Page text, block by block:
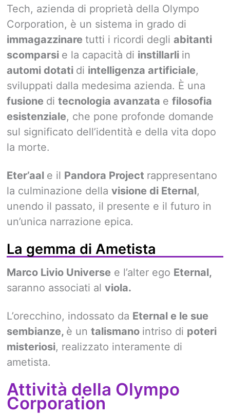
Tech, azienda di proprietà della Olympo
Corporation, è un sistema in grado di
immagazzinare tutti i ricordi degli abitanti
scomparsi e la capacità di instillarli in
automi dotati di intelligenza artificiale,
sviluppati dalla medesima azienda. È una
fusione di tecnologia avanzata e filosofia
esistenziale, che pone profonde domande
sul significato dell’identità e della vita dopo
la morte.
Eter’aal e il Pandora Project rappresentano
la culminazione della visione di Eternal,
unendo il passato, il presente e il futuro in
un’unica narrazione epica.
La gemma di Ametista
Marco Livio Universe e l’alter ego Eternal,
saranno associati al viola.
L’orecchino, indossato da Eternal e le sue
sembianze, è un talismano intriso di poteri
misteriosi, realizzato interamente di
ametista.
Attività della Olympo
Corporation